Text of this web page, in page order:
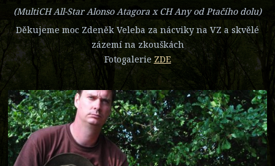
(MultiCH All-Star Alonso Atagora x CH Any od Ptačího dolu)
Děkujeme moc Zdeněk Veleba za nácviky na VZ a skvělé
zázemí na zkouškách
Fotogalerie ZDE